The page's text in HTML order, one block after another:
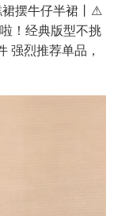
裙摆牛仔半裙丨⚠
！经典版型不挑
强烈推荐单品，